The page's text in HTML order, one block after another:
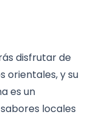
disfrutar de
orientales, y su
es un
locales